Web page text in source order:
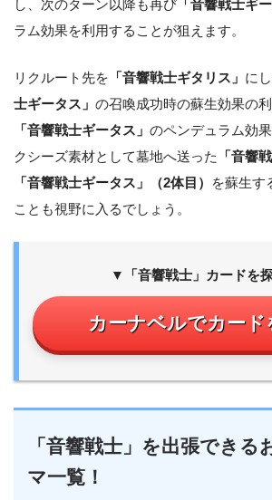
し、次のターン以降も再び 「音響戦士ギ
ラム効果を利用することが狙えます。
リクルート先を 「音響戦士ギタリス」 に
士ギータス」 の召喚成功時の蘇生効果の
「音響戦士ギータス」 のペンデュラム効
クシーズ素材として墓地へ送った
「音響
「音響戦士ギータス」（2体目）
を蘇生す
ことも視野に入るでしょう。
▼「音響戦士」カードを
カーナベルでカード
「音響戦士」を出張できる
マ一覧！